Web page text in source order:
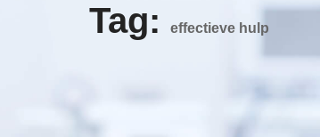
Tag: effectieve hulp